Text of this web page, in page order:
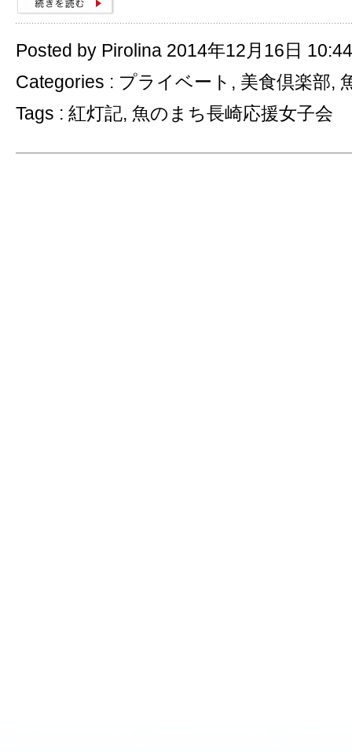
Posted by Pirolina 2014年12月16日 10:44
Categories : プライベート , 美食倶楽部,
Tags : 紅灯記, 魚のまち長崎応援女子会